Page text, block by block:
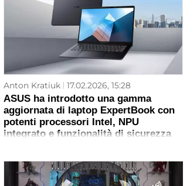
Anton Kratiuk 17.02.2026, 15:28
ASUS ha introdotto una gamma
aggiornata di laptop ExpertBook con
potenti processori Intel, NPU
integrato e funzionalità di sicurezza